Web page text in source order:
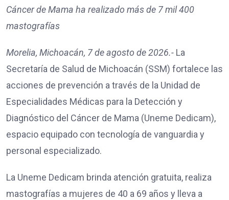
Cáncer de Mama ha realizado más de 7 mil 400
mastografías
Morelia, Michoacán, 7 de agosto de 2026.- La
Secretaría de Salud de Michoacán (SSM) fortalece las
acciones de prevención a través de la Unidad de
Especialidades Médicas para la Detección y
Diagnóstico del Cáncer de Mama (Uneme Dedicam),
espacio equipado con tecnología de vanguardia y
personal especializado.
La Uneme Dedicam brinda atención gratuita, realiza
mastografías a mujeres de 40 a 69 años y lleva a